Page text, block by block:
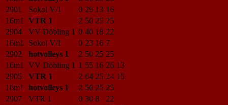
2901
Sokol V/1 0 29 13 16
16m1
VTR 1 2 50 25 25
2904
VV Döbling 1 0 40 18 22
16m1
Sokol V/1 0 23 16 7
2902
hotvolleys 1 2 50 25 25
16m1
VV Döbling 1 1 55 16 26 13
2905
VTR 1 2 64 25 24 15
16m1
hotvolleys 1 2 50 25 25
2907
VTR 1 0 30 8
22